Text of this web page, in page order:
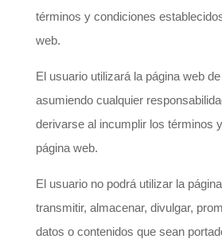
términos y condiciones
web.
El usuario utilizará la página web
asumiendo cualquier
derivarse al incumplir los términos
página web.
El usuario no podrá utilizar la
transmitir, almacenar, divulgar,
datos o contenidos que sean